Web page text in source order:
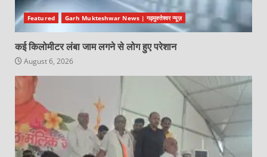
Featured Garh Mukteshwar News | गढ़मुक्तेश्वर न्यूज़
कई किलोमीटर लंबा जाम लगने से लोग हुए परेशान
August 6, 2026